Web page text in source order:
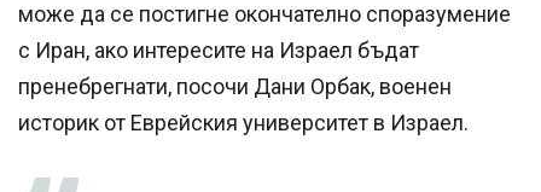
може да се постигне окончателно споразумение
с Иран, ако интересите на Израел бъдат
пренебрегнати, посочи Дани Орбак, военен
историк от Еврейския университет в Израел.